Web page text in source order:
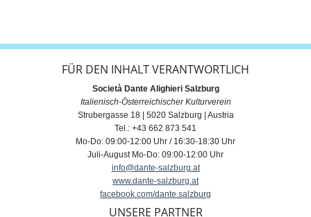
FÜR DEN INHALT VERANTWORTLICH
Società Dante Alighieri Salzburg
Italienisch-Österreichischer Kulturverein
Strubergasse 18 | 5020 Salzburg | Austria
Tel.: +43 662 873 541
Mo-Do: 09:00-12:00 Uhr / 16:30-18:30 Uhr
Juli-August Mo-Do: 09:00-12:00 Uhr
info@dante-salzburg.at
www.dante-salzburg.at
facebook.com/dante.salzburg
UNSERE PARTNER